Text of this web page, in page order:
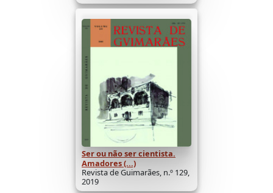
Ser ou não ser cientista.
Amadores (...)
Revista de Guimarães, n.º 129,
2019